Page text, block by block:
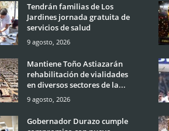
Tendrán familias de Los
Jardines jornada gratuita de
servicios de salud
9 agosto, 2026
Mantiene Toño Astiazarán
rehabilitación de vialidades
en diversos sectores de la...
9 agosto, 2026
Gobernador Durazo cumple